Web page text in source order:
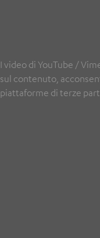
I video di YouTube /
sul contenuto,
piattaforme di terze